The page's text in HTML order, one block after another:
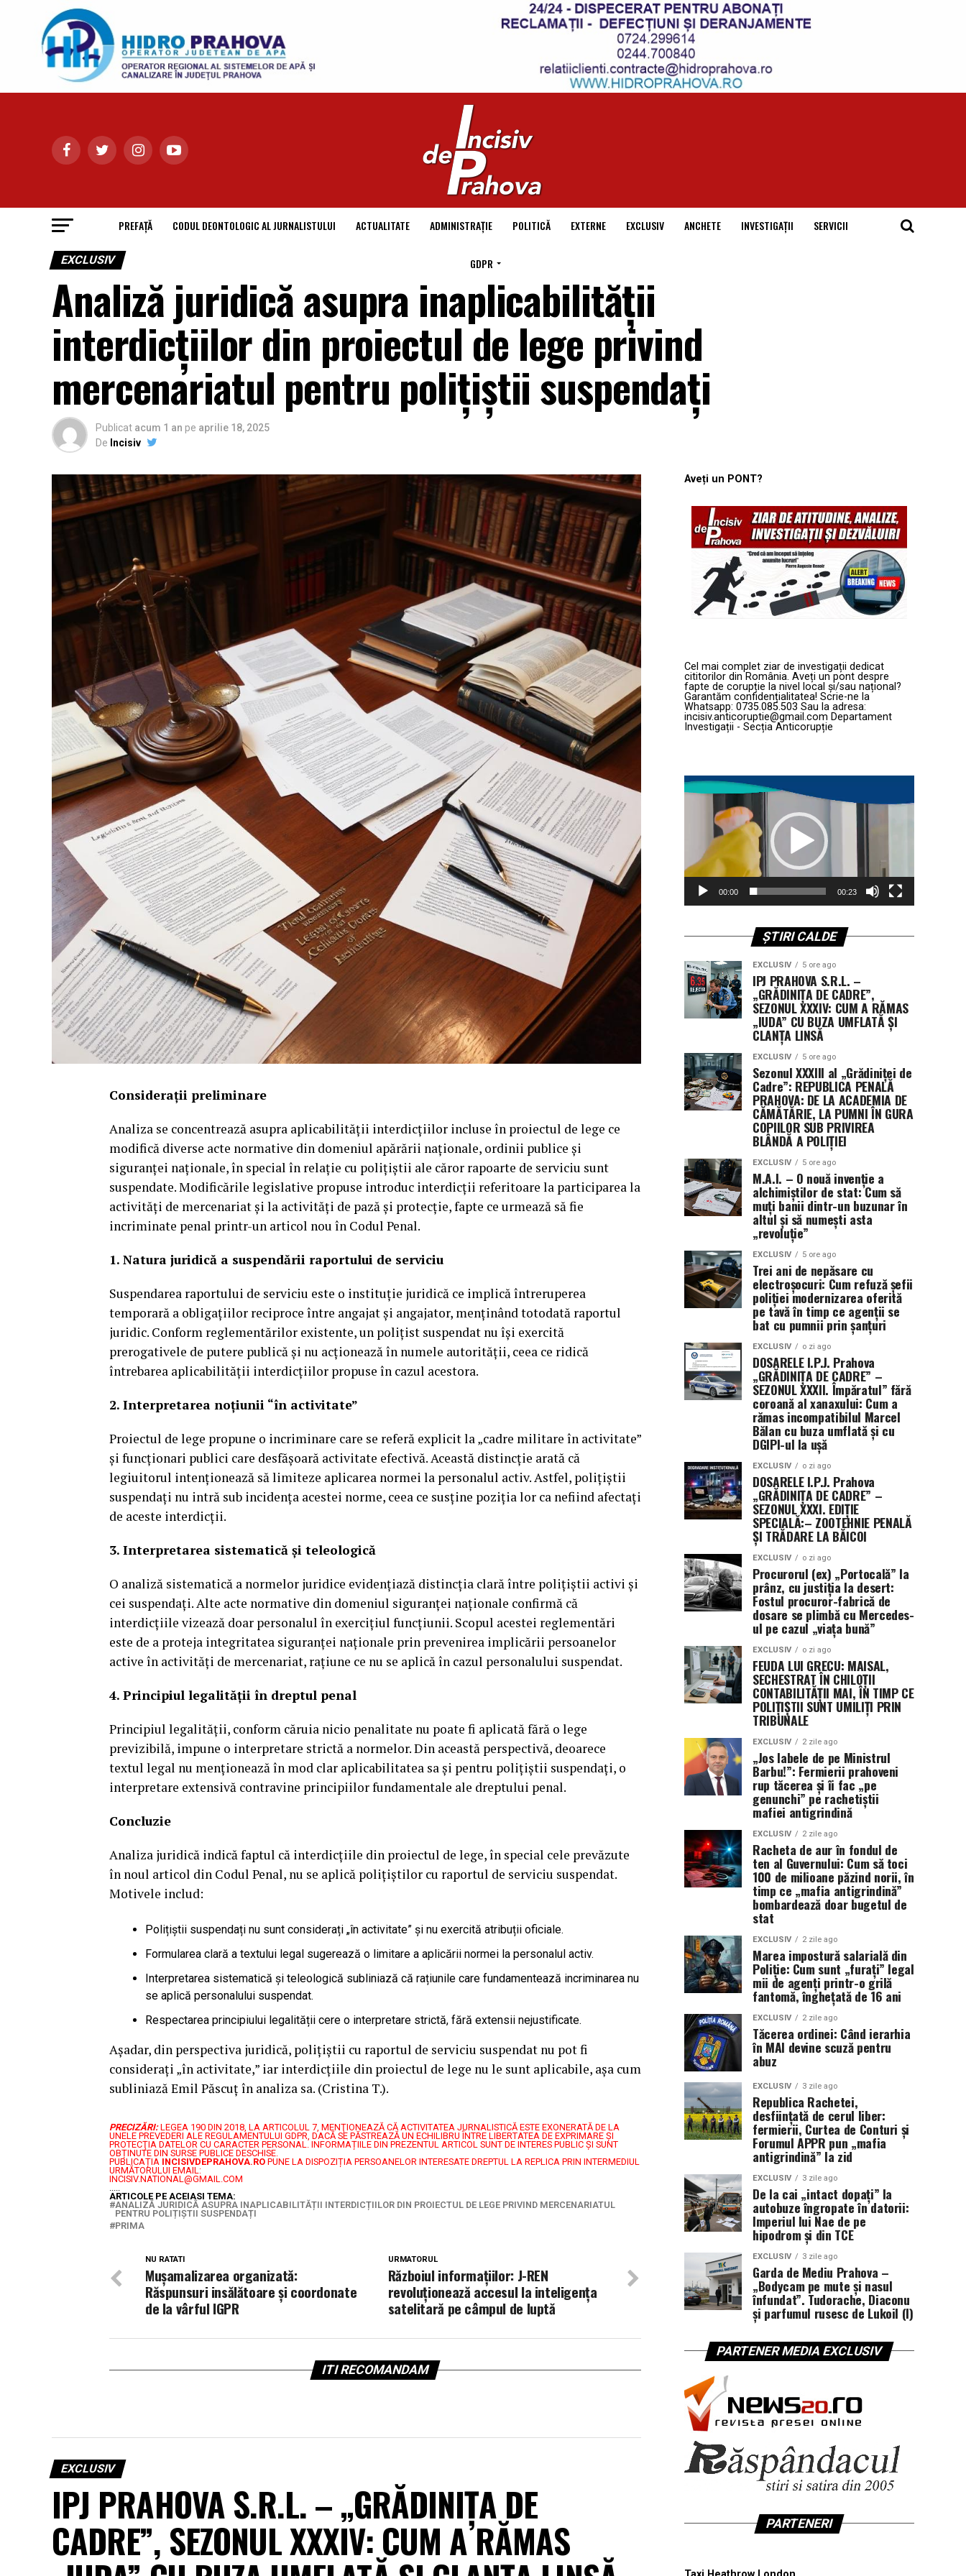
PREFAȚĂ CODUL DEONTOLOGIC AL JURNALISTULUI ACTUALITATE ADMINISTRAȚIE POLITICĂ EXTERNE EXCLUSIV ANCHETE INVESTIGAȚII SERVICII
GDPR
EXCLUSIV
Analiză juridică asupra inaplicabilității
interdicțiilor din proiectul de lege privind
mercenariatul pentru polițiștii suspendați
Publicat acum 1 an pe aprilie 18, 2025
De Incisiv
Considerații preliminare
Analiza se concentrează asupra aplicabilității interdicțiilor incluse în proiectul de lege ce
modifică diverse acte normative din domeniul apărării naționale, ordinii publice și
siguranței naționale, în special în relație cu polițiștii ale căror rapoarte de serviciu sunt
suspendate. Modificările legislative propuse introduc interdicții referitoare la participarea la
activități de mercenariat și la activități de pază și protecție, fapte ce urmează să fie
incriminate penal printr-un articol nou în Codul Penal.
1. Natura juridică a suspendării raportului de serviciu
Suspendarea raportului de serviciu este o instituție juridică ce implică întreruperea
temporară a obligațiilor reciproce între angajat și angajator, menținând totodată raportul
juridic. Conform reglementărilor existente, un polițist suspendat nu își exercită
prerogativele de putere publică și nu acționează în numele autorității, ceea ce ridică
întrebarea aplicabilității interdicțiilor propuse în cazul acestora.
2. Interpretarea noțiunii “în activitate”
Proiectul de lege propune o incriminare care se referă explicit la „cadre militare în activitate”
și funcționari publici care desfășoară activitate efectivă. Această distincție arată că
legiuitorul intenționează să limiteze aplicarea normei la personalul activ. Astfel, polițiștii
suspendați nu intră sub incidența acestei norme, ceea ce susține poziția lor ca nefiind afectați
de aceste interdicții.
3. Interpretarea sistematică și teleologică
O analiză sistematică a normelor juridice evidențiază distincția clară între polițiștii activi și
cei suspendați. Alte acte normative din domeniul siguranței naționale confirmă că
interdicțiile vizează doar personalul în exercițiul funcțiunii. Scopul acestei reglementări
este de a proteja integritatea siguranței naționale prin prevenirea implicării persoanelor
active în activități de mercenariat, rațiune ce nu se aplică în cazul personalului suspendat.
4. Principiul legalității în dreptul penal
Principiul legalității, conform căruia nicio penalitate nu poate fi aplicată fără o lege
previzibilă, impune o interpretare strictă a normelor. Din această perspectivă, deoarece
textul legal nu menționează în mod clar aplicabilitatea sa și pentru polițiștii suspendați, o
interpretare extensivă contravine principiilor fundamentale ale dreptului penal.
Concluzie
Analiza juridică indică faptul că interdicțiile din proiectul de lege, în special cele prevăzute
în noul articol din Codul Penal, nu se aplică polițiștilor cu raportul de serviciu suspendat.
Motivele includ:
Polițiștii suspendați nu sunt considerați „în activitate” și nu exercită atribuții oficiale.
Formularea clară a textului legal sugerează o limitare a aplicării normei la personalul activ.
Interpretarea sistematică și teleologică subliniază că rațiunile care fundamentează incriminarea nu
se aplică personalului suspendat.
Respectarea principiului legalității cere o interpretare strictă, fără extensii nejustificate.
Așadar, din perspectiva juridică, polițiștii cu raportul de serviciu suspendat nu pot fi
considerați „în activitate,” iar interdicțiile din proiectul de lege nu le sunt aplicabile, așa cum
subliniază Emil Păscuț în analiza sa. (Cristina T.).
PRECIZĂRI: LEGEA 190 DIN 2018, LA ARTICOLUL 7, MENŢIONEAZĂ CĂ ACTIVITATEA JURNALISTICĂ ESTE EXONERATĂ DE LA
UNELE PREVEDERI ALE REGULAMENTULUI GDPR, DACĂ SE PĂSTREAZĂ UN ECHILIBRU ÎNTRE LIBERTATEA DE EXPRIMARE ŞI
PROTECŢIA DATELOR CU CARACTER PERSONAL. INFORMAȚIILE DIN PREZENTUL ARTICOL SUNT DE INTERES PUBLIC ȘI SUNT
OBȚINUTE DIN SURSE PUBLICE DESCHISE.
PUBLICAȚIA INCISIVDEPRAHOVA.RO PUNE LA DISPOZIȚIA PERSOANELOR INTERESATE DREPTUL LA REPLICA PRIN INTERMEDIUL
URMĂTORULUI EMAIL:
INCISIV.NATIONAL@GMAIL.COM
.....
ARTICOLE PE ACEIASI TEMA:
ANALIZĂ JURIDICĂ ASUPRA INAPLICABILITĂȚII INTERDICȚIILOR DIN PROIECTUL DE LEGE PRIVIND MERCENARIATUL
PENTRU POLIȚIȘTII SUSPENDAȚI
PRIMA
URMATORUL
Războiul informațiilor: J-REN
revoluționează accesul la inteligența
satelitară pe câmpul de luptă
NU RATATI
Mușamalizarea organizată:
Răspunsuri insălătoare și coordonate
de la vârful IGPR
ITI RECOMANDAM
EXCLUSIV
IPJ PRAHOVA S.R.L. – „GRĂDINIȚA DE
CADRE”, SEZONUL XXXIV: CUM A RĂMAS
Aveți un PONT?
Cel mai complet ziar de investigații dedicat
cititorilor din România. Aveți un pont despre
fapte de corupție la nivel local și/sau național?
Garantăm confidențialitatea! Scrie-ne la
Whatsapp: 0735.085.503 Sau la adresa:
incisiv.anticoruptie@gmail.com Departament
Investigații - Secția Anticorupție
Player
video
00:00 00:23
ȘTIRI CALDE
EXCLUSIV 5 ore ago
IPJ PRAHOVA S.R.L. –
„GRĂDINIȚA DE CADRE”,
SEZONUL XXXIV: CUM A RĂMAS
„IUDA” CU BUZA UMFLATĂ ȘI
CLANȚA LINSĂ
EXCLUSIV 5 ore ago
Sezonul XXXIII al „Grădiniței de
Cadre”: REPUBLICA PENALĂ
PRAHOVA: DE LA ACADEMIA DE
CĂMĂTĂRIE, LA PUMNI ÎN GURA
COPIILOR SUB PRIVIREA
BLÂNDĂ A POLIȚIEI
EXCLUSIV 5 ore ago
M.A.I. – O nouă invenție a
alchimiștilor de stat: Cum să
muți banii dintr-un buzunar în
altul și să numești asta
„revoluție”
EXCLUSIV 5 ore ago
Trei ani de nepăsare cu
electroșocuri: Cum refuză șefii
poliției modernizarea oferită
pe tavă în timp ce agenții se
bat cu pumnii prin șanțuri
EXCLUSIV o zi ago
DOSARELE I.P.J. Prahova
„GRĂDINIȚA DE CADRE” –
SEZONUL XXXII. Împăratul” fără
coroană al xanaxului: Cum a
rămas incompatibilul Marcel
Bălan cu buza umflată și cu
DGIPI-ul la ușă
EXCLUSIV o zi ago
DOSARELE I.P.J. Prahova
„GRĂDINIȚA DE CADRE” –
SEZONUL XXXI. EDIȚIE
SPECIALĂ:– ZOOTEHNIE PENALĂ
ȘI TRĂDARE LA BĂICOI
EXCLUSIV o zi ago
Procurorul (ex) „Portocală” la
prânz, cu justiția la desert:
Fostul procuror-fabrică de
dosare se plimbă cu Mercedes-
ul pe cazul „viața bună”
EXCLUSIV o zi ago
FEUDA LUI GRECU: MAISAL,
SECHESTRAT ÎN CHILOȚII
CONTABILITĂȚII MAI, ÎN TIMP CE
POLIȚIȘTII SUNT UMILIȚI PRIN
TRIBUNALE
EXCLUSIV 2 zile ago
„Jos labele de pe Ministrul
Barbu!”: Fermierii prahoveni
rup tăcerea și îi fac „pe
genunchi” pe rachetiștii
mafiei antigrindină
EXCLUSIV 2 zile ago
Racheta de aur în fondul de
ten al Guvernului: Cum să toci
100 de milioane păzind norii, în
timp ce „mafia antigrindină”
bombardează doar bugetul de
stat
EXCLUSIV 2 zile ago
Marea impostură salarială din
Poliție: Cum sunt „furați” legal
mii de agenți printr-o grilă
fantomă, înghețată de 16 ani
EXCLUSIV 2 zile ago
Tăcerea ordinei: Când ierarhia
în MAI devine scuză pentru
abuz
EXCLUSIV 3 zile ago
Republica Rachetei,
desființată de cerul liber:
fermierii, Curtea de Conturi și
Forumul APPR pun „mafia
antigrindină” la zid
EXCLUSIV 3 zile ago
De la cai „intact dopați” la
autobuze îngropate în datorii:
Imperiul lui Nae de pe
hipodrom și din TCE
EXCLUSIV 3 zile ago
Garda de Mediu Prahova –
„Bodycam pe mute și nasul
înfundat”. Tudorache, Diaconu
și parfumul rusesc de Lukoil (I)
PARTENER MEDIA EXCLUSIV
PARTENERI